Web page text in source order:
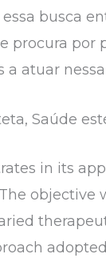
busca
procura por
a atuar nessa
Saúde
in its